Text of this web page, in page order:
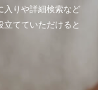
入りや詳細検索など
てていただけると